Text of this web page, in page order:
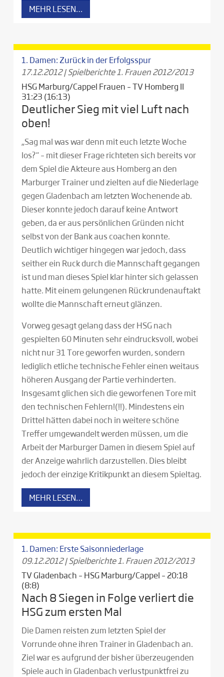
MEHR LESEN…
1. Damen: Zurück in der Erfolgsspur
17.12.2012|Spielberichte 1. Frauen 2012/2013
HSG Marburg/Cappel Frauen – TV Homberg II
31:23 (16:13)
Deutlicher Sieg mit viel Luft nach
oben!
„Sag mal was war denn mit euch letzte Woche
los?“ – mit dieser Frage richteten sich bereits vor
dem Spiel die Akteure aus Homberg an den
Marburger Trainer und zielten auf die Niederlage
gegen Gladenbach am letzten Wochenende ab.
Dieser konnte jedoch darauf keine Antwort
geben, da er aus persönlichen Gründen nicht
selbst von der Bank aus coachen konnte.
Deutlich wichtiger hingegen war jedoch, dass
seither ein Ruck durch die Mannschaft gegangen
ist und man dieses Spiel klar hinter sich gelassen
hatte. Mit einem gelungenen Rückrundenauftakt
wollte die Mannschaft erneut glänzen.
Vorweg gesagt gelang dass der HSG nach
gespielten 60 Minuten sehr eindrucksvoll, wobei
nicht nur 31 Tore geworfen wurden, sondern
lediglich etliche technische Fehler einen weitaus
höheren Ausgang der Partie verhinderten.
Insgesamt glichen sich die geworfenen Tore mit
den technischen Fehlern!(!!). Mindestens ein
Drittel hätten dabei noch in weitere schöne
Treffer umgewandelt werden müssen, um die
Arbeit der Marburger Damen in diesem Spiel auf
der Anzeige wahrlich darzustellen. Dies bleibt
jedoch der einzige Kritikpunkt an diesem Spieltag.
MEHR LESEN…
1. Damen: Erste Saisonniederlage
09.12.2012|Spielberichte 1. Frauen 2012/2013
TV Gladenbach – HSG Marburg/Cappel – 20:18
(8:8)
Nach 8 Siegen in Folge verliert die
HSG zum ersten Mal
Die Damen reisten zum letzten Spiel der
Vorrunde ohne ihren Trainer in Gladenbach an.
Ziel war es aufgrund der bisher überzeugenden
Spiele auch in Gladenbach verlustpunktfrei zu